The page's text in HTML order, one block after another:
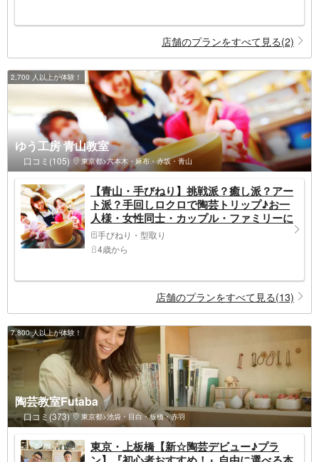
店舗のプランをすべて見る(2)
2,700 人以上が体験！
ゆう工房 青山教室
口コミ(105) 東京都>六本木・麻布・赤坂・青山
【青山・手びねり】挑戦派？癒し派？アー
ト派？手回しロクロで陶芸トリップ♪お一
人様・女性同士・カップル・ファミリーに
手びねり・型取り
4歳から
店舗のプランをすべて見る(13)
7,800 人以上が体験！
陶芸教室Futaba
口コミ(373) 東京都>池袋・目白・板橋・赤羽
東京・上板橋【新☆陶芸デビュー♪プラ